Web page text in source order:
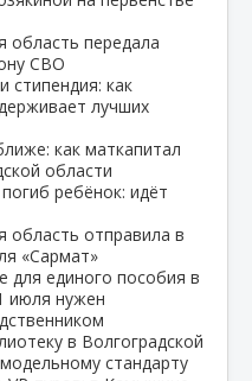
область передала
СВО
стипендия: как
лучших
как маткапитал
области
ребёнок: идёт
область отправила в
«Сармат»
для единого пособия в
июля нужен
в Волгоградской
стандарту